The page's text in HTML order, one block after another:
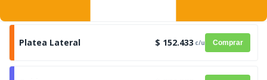
Platea Lateral $ 152.433 c/u Comprar